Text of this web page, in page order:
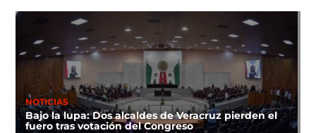
NOTICIAS
Bajo la lupa: Dos alcaldes de Veracruz pierden el
fuero tras votación del Congreso